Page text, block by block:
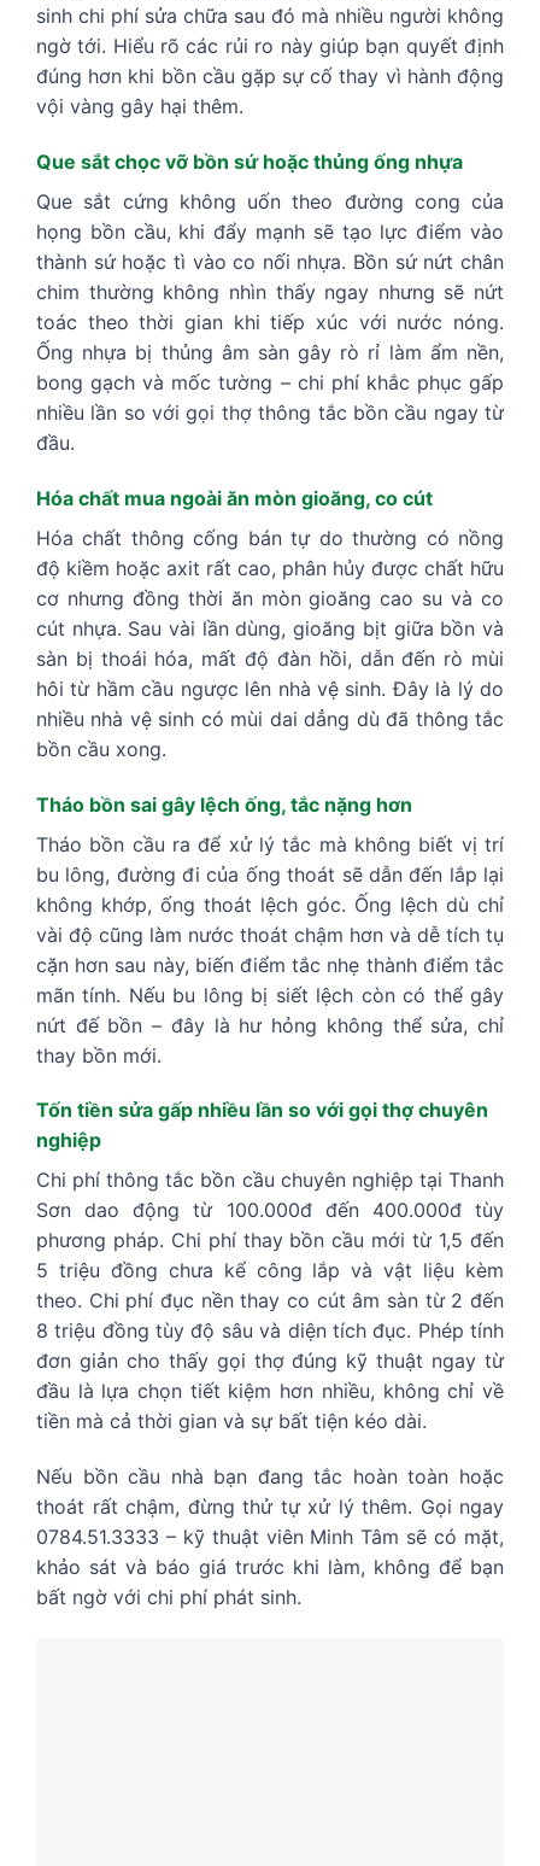
sinh chi phí sửa chữa sau đó mà nhiều người không
ngờ tới. Hiểu rõ các rủi ro này giúp bạn quyết định
đúng hơn khi bồn cầu gặp sự cố thay vì hành động
vội vàng gây hại thêm.
Que sắt chọc vỡ bồn sứ hoặc thủng ống nhựa
Que sắt cứng không uốn theo đường cong của
họng bồn cầu, khi đẩy mạnh sẽ tạo lực điểm vào
thành sứ hoặc tì vào co nối nhựa. Bồn sứ nứt chân
chim thường không nhìn thấy ngay nhưng sẽ nứt
toác theo thời gian khi tiếp xúc với nước nóng.
Ống nhựa bị thủng âm sàn gây rò rỉ làm ẩm nền,
bong gạch và mốc tường – chi phí khắc phục gấp
nhiều lần so với gọi thợ thông tắc bồn cầu ngay từ
đầu.
Hóa chất mua ngoài ăn mòn gioăng, co cút
Hóa chất thông cống bán tự do thường có nồng
độ kiềm hoặc axit rất cao, phân hủy được chất hữu
cơ nhưng đồng thời ăn mòn gioăng cao su và co
cút nhựa. Sau vài lần dùng, gioăng bịt giữa bồn và
sàn bị thoái hóa, mất độ đàn hồi, dẫn đến rò mùi
hôi từ hầm cầu ngược lên nhà vệ sinh. Đây là lý do
nhiều nhà vệ sinh có mùi dai dẳng dù đã thông tắc
bồn cầu xong.
Tháo bồn sai gây lệch ống, tắc nặng hơn
Tháo bồn cầu ra để xử lý tắc mà không biết vị trí
bu lông, đường đi của ống thoát sẽ dẫn đến lắp lại
không khớp, ống thoát lệch góc. Ống lệch dù chỉ
vài độ cũng làm nước thoát chậm hơn và dễ tích tụ
cặn hơn sau này, biến điểm tắc nhẹ thành điểm tắc
mãn tính. Nếu bu lông bị siết lệch còn có thể gây
nứt đế bồn – đây là hư hỏng không thể sửa, chỉ
thay bồn mới.
Tốn tiền sửa gấp nhiều lần so với gọi thợ chuyên
nghiệp
Chi phí thông tắc bồn cầu chuyên nghiệp tại Thanh
Sơn dao động từ 100.000đ đến 400.000đ tùy
phương pháp. Chi phí thay bồn cầu mới từ 1,5 đến
5 triệu đồng chưa kể công lắp và vật liệu kèm
theo. Chi phí đục nền thay co cút âm sàn từ 2 đến
8 triệu đồng tùy độ sâu và diện tích đục. Phép tính
đơn giản cho thấy gọi thợ đúng kỹ thuật ngay từ
đầu là lựa chọn tiết kiệm hơn nhiều, không chỉ về
tiền mà cả thời gian và sự bất tiện kéo dài.
Nếu bồn cầu nhà bạn đang tắc hoàn toàn hoặc
thoát rất chậm, đừng thử tự xử lý thêm. Gọi ngay
0784.51.3333 – kỹ thuật viên Minh Tâm sẽ có mặt,
khảo sát và báo giá trước khi làm, không để bạn
bất ngờ với chi phí phát sinh.